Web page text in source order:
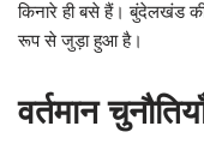
किनारे ही बसे हैं। बुंदेलखंड
रूप से जुड़ा हुआ है।
वर्तमान